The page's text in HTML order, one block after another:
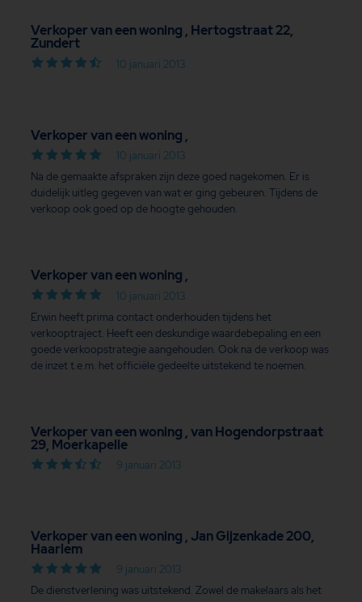
Verkoper van een woning , Hertogstraat 22,
Zundert
10 januari 2013
Verkoper van een woning ,
10 januari 2013
Na de gemaakte afspraken zijn deze goed nagekomen. Er is
duidelijk uitleg gegeven van wat er ging gebeuren. Tijdens de
verkoop ook goed op de hoogte gehouden.
Verkoper van een woning ,
10 januari 2013
Erwin heeft prima contact onderhouden tijdens het
verkooptraject. Heeft een deskundige waardebepaling en een
goede verkoopstrategie aangehouden. Ook na de verkoop was
de inzet t.e.m. het officiële gedeelte uitstekend te noemen.
Verkoper van een woning , van Hogendorpstraat
29, Moerkapelle
9 januari 2013
Verkoper van een woning , Jan Gijzenkade 200,
Haarlem
9 januari 2013
De dienstverlening was uitstekend. Zowel de makelaars als het